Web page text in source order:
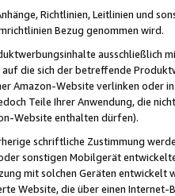
Richtlinien, Leitlinien und
Bezug genommen wird.
ausschließlich
die sich der betreffende
Amazon-Website verlinken oder
Teile Ihrer Anwendung, die
Website enthalten dürfen).
schriftliche Zustimmung
sonstigen Mobilgerät
mit solchen Geräten
Website, die über einen